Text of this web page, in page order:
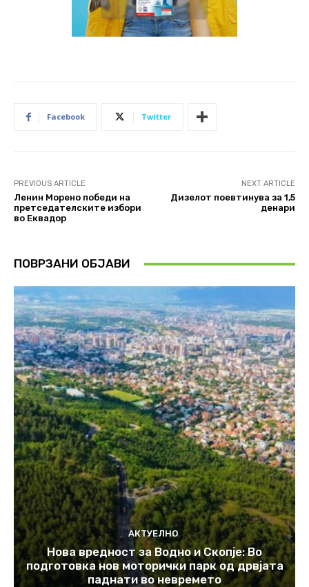
Facebook Twitter
PREVIOUS ARTICLE
Ленин Морено победи на
претседателските избори
во Еквадор
NEXT ARTICLE
Дизелот поевтинува за 1,5
денари
ПОВРЗАНИ ОБЈАВИ
АКТУЕЛНО
Нова вредност за Водно и Скопје: Во
подготовка нов моторички парк од дрвјата
паднати во невремето